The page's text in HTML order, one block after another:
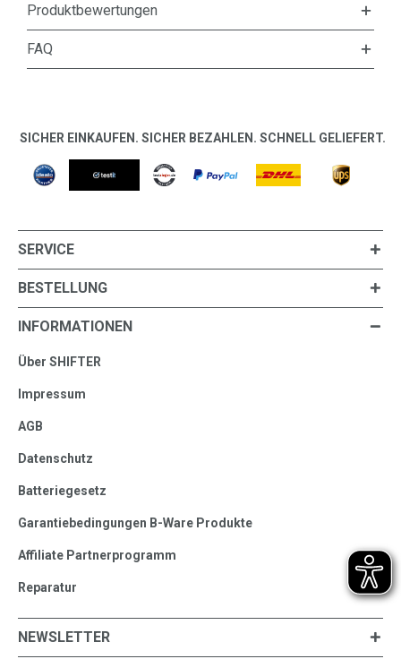
Produktbewertungen
FAQ
SICHER EINKAUFEN. SICHER BEZAHLEN. SCHNELL GELIEFERT.
SERVICE
BESTELLUNG
INFORMATIONEN
Über SHIFTER
Impressum
AGB
Datenschutz
Batteriegesetz
Garantiebedingungen B-Ware Produkte
Affiliate Partnerprogramm
Reparatur
NEWSLETTER